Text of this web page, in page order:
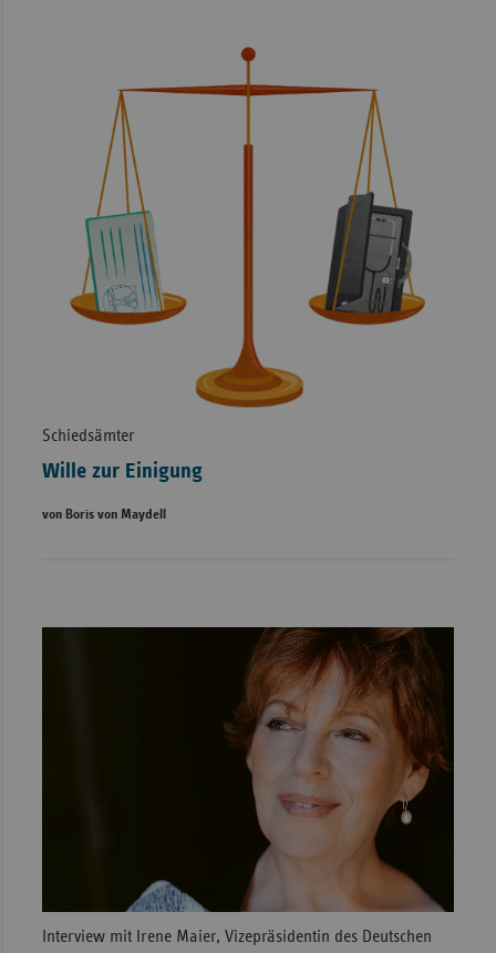
Schiedsämter
Wille zur Einigung
von Boris von Maydell
Interview mit Irene Maier, Vizepräsidentin des Deutschen